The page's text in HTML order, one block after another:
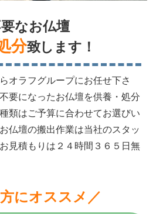
なお仏壇
分致します！
オラフグループにお任せ下さ
要になったお仏壇を供養・処分
類はご予算に合わせてお選びい
仏壇の搬出作業は当社のスタッ
見積もりは２４時間３６５日無
にオススメ／